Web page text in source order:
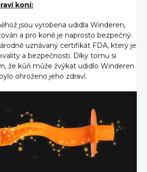
koní:
jsou vyrobena udidla Winderen,
a pro koně je naprosto bezpečný.
uznávaný certifikát FDA, který je
a bezpečnosti. Díky tomu si
že kůň může žvýkat udidlo Winderen
ohroženo jeho zdraví.